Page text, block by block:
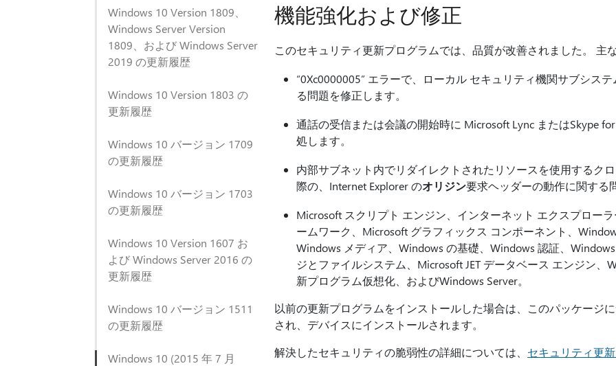
Windows 10 Version 1809、
Windows Server Version
1809、および Windows Server
2019 の更新履歴
Windows 10 Version 1803 の
更新履歴
Windows 10 バージョン 1709
の更新履歴
Windows 10 バージョン 1703
の更新履歴
Windows 10 Version 1607 お
よび Windows Server 2016 の
更新履歴
Windows 10 バージョン 1511
の更新履歴
Windows 10 (2015 年 7 月
機能強化および修正
このセキュリティ更新プログラムでは、品質が改善されました。 主
“0Xc0000005” エラーで、ローカル セキュリティ機関サブシス
る問題を修正します。
通話の受信または会議の開始時に Microsoft Lync またはSkype
処します。
内部サブネット内でリダイレクトされたリソースを使用するク
際の、Internet Explorer のオリジン要求ヘッダーの動作に関する
Microsoft スクリプト エンジン、インターネット エクスプロー
ームワーク、Microsoft グラフィックス コンポーネント、
Windows メディア、Windows の基礎、Windows 認証、
ジとファイルシステム、Microsoft JET データベース エンジン
新プログラム仮想化、およびWindows Server。
以前の更新プログラムをインストールした場合は、このパッケージ
され、デバイスにインストールされます。
解決したセキュリティの脆弱性の詳細については、 セキュリティ更